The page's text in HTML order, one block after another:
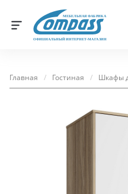
МЕБЕЛЬНАЯ ФАБРИКА
ОФИЦИАЛЬНЫЙ ИНТЕРНЕТ-МАГАЗИН
Главная / Гостиная / Шкафы